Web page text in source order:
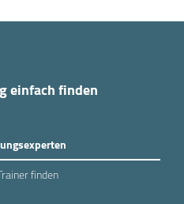
einfach finden
finden